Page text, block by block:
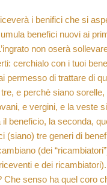
i benifici che si
benefici nuovi ai
non oserà
cerchialo con i tuoi
permesso di trattare di
e perchè siano
e vergini, e la veste
il beneficio, la seconda,
(siano) tre generi di
(dei
e dei
Che senso ha quel coro